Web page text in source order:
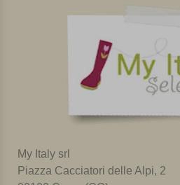
My Italy srl
Piazza Cacciatori delle Alpi, 2